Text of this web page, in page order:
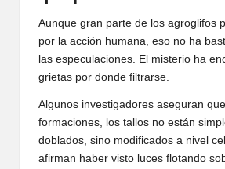
Aunque gran parte de los agroglifos
por la acción humana, eso no ha
las especulaciones. El misterio ha
grietas por donde filtrarse.
Algunos investigadores aseguran
formaciones, los tallos no están
doblados, sino modificados a nivel
afirman haber visto luces flotando